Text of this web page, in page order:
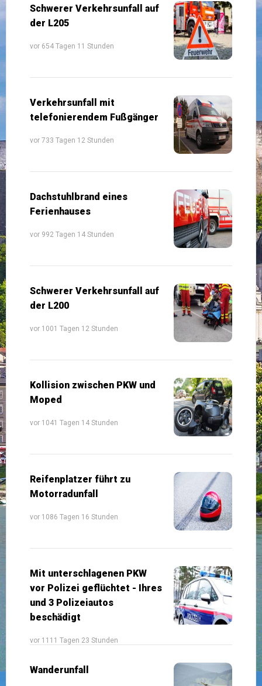
Schwerer Verkehrsunfall auf
der L205
vor 654 Tagen 11 Stunden
Verkehrsunfall mit
telefonierendem Fußgänger
vor 733 Tagen 12 Stunden
Dachstuhlbrand eines
Ferienhauses
vor 992 Tagen 14 Stunden
Schwerer Verkehrsunfall auf
der L200
vor 1001 Tagen 12 Stunden
Kollision zwischen PKW und
Moped
vor 1041 Tagen 14 Stunden
Reifenplatzer führt zu
Motorradunfall
vor 1086 Tagen 16 Stunden
Mit unterschlagenen PKW
vor Polizei geflüchtet - Ihres
und 3 Polizeiautos
beschädigt
vor 1111 Tagen 23 Stunden
Wanderunfall